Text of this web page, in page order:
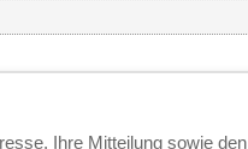
Ihre Mitteilung sowie den